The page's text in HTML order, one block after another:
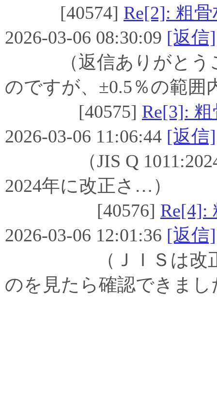
[40574] Re[2]: 粗
2026-03-06 08:30:09 [返信]
（返信ありがとうご
のですが、±0.5％の範
[40575] Re[3]:
2026-03-06 11:06:44 [返信]
（JIS Q 1011:2024
2024年に改正さ…）
[40576] Re[4]:
2026-03-06 12:01:36 [返信]
（ＪＩＳは改正前
のを見たら確認できま